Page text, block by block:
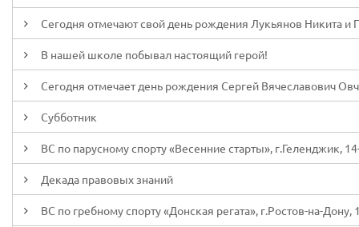
Сегодня отмечают свой день рождения Лукьянов Никита и
В нашей школе побывал настоящий герой!
Сегодня отмечает день рождения Сергей Вячеславович
Субботник
ВС по парусному спорту «Весенние старты», г.Геленджик,
Декада правовых знаний
ВС по гребному спорту «Донская регата», г.Ростов-на-Дону,